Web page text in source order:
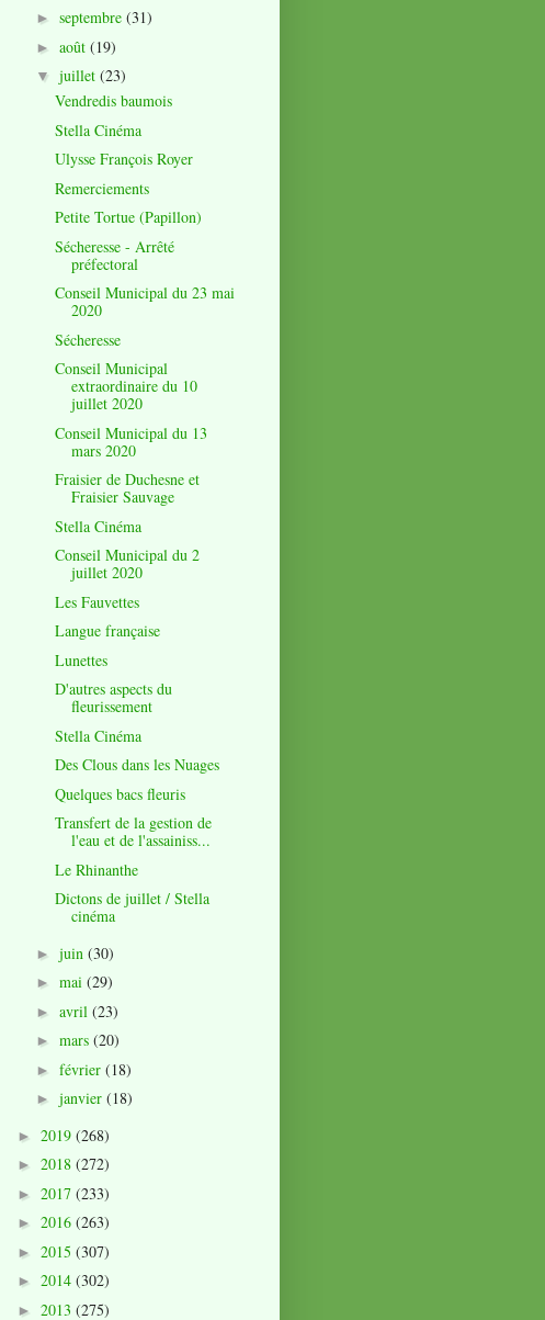
► septembre (31)
► août (19)
▼ juillet (23)
Vendredis baumois
Stella Cinéma
Ulysse François Royer
Remerciements
Petite Tortue (Papillon)
Sécheresse - Arrêté
préfectoral
Conseil Municipal du 23 mai
2020
Sécheresse
Conseil Municipal
extraordinaire du 10
juillet 2020
Conseil Municipal du 13
mars 2020
Fraisier de Duchesne et
Fraisier Sauvage
Stella Cinéma
Conseil Municipal du 2
juillet 2020
Les Fauvettes
Langue française
Lunettes
D'autres aspects du
fleurissement
Stella Cinéma
Des Clous dans les Nuages
Quelques bacs fleuris
Transfert de la gestion de
l'eau et de l'assainiss...
Le Rhinanthe
Dictons de juillet / Stella
cinéma
► juin (30)
► mai (29)
► avril (23)
► mars (20)
► février (18)
► janvier (18)
► 2019 (268)
► 2018 (272)
► 2017 (233)
► 2016 (263)
► 2015 (307)
► 2014 (302)
► 2013 (275)